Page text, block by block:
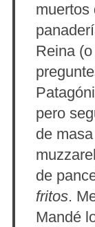
muertos
Reina
pero
de
de
fritos.
Mandé